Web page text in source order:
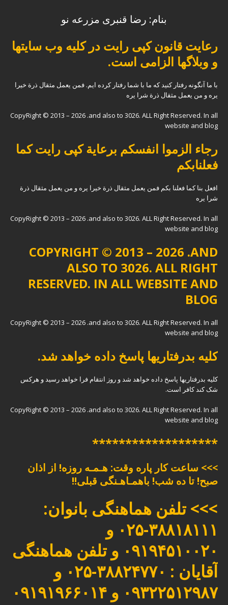
بنام: رضا قنبری مزرعه نو
رعایت قانون کپی رایت در کلیه وب سایتها
و وبلاگها الزامی است.
با ما آنگونه رفتار کنید که ما با شما رفتار کرده ایم. فمن یعمل مثقال ذرة خیرا
یره و من یعمل مثقال ذرة شرا یره
CopyRight © 2013 – 2026 .and also to 3026. ALL Right Reserved. In all
website and blog
رجاء الزموا انفسکم برعایة کپی رایت کما
فعلنابکم
افعل بنا کما فعلنا بکم فمن یعمل مثقال ذرة خیرا یره و من یعمل مثقال ذرة
شرا یره
CopyRight © 2013 – 2026 .and also to 3026. ALL Right Reserved. In all
website and blog
COPYRIGHT © 2013 – 2026 .AND
ALSO TO 3026. ALL RIGHT
RESERVED. IN ALL WEBSITE AND
BLOG
CopyRight © 2013 – 2026 .and also to 3026. ALL Right Reserved. In all
website and blog
کلیه بدرفتاریها پاسخ داده خواهد شد.
کلیه بدرفتاریها پاسخ داده خواهد شد و روز انتقام فرا خواهد رسید و هرکس
شک کند کافر است.
CopyRight © 2013 – 2026 .and also to 3026. ALL Right Reserved. In all
website and blog
*******************
>>> ساعت کار پاره وقت: هـمـه روزه! از اذان
صبح! تا ده شب! باهمـاهـنگی قبلی!!
>>> تلفن هماهنگی بانوان:
۳۸۸۱۸۱۱۱-۰۲۵ و
۰۹۱۹۴۵۱۰۰۲۰ و تلفن هماهنگی
آقایان : ۳۸۸۲۴۷۷۰-۰۲۵ و
۰۹۳۲۲۵۱۲۹۸۷ و ۰۹۱۹۱۹۶۶۰۱۴